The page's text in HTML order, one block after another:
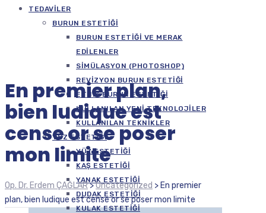
TEDAVILER
BURUN ESTETIĞI
BURUN ESTETIĞI VE MERAK
EDILENLER
SIMÜLASYON (PHOTOSHOP)
REVIZYON BURUN ESTETIĞI
ETNIK BURUN ESTETIĞI
KULLANILAN YENI TEKNOLOJILER
KULLANILAN TEKNIKLER
YÜZ ESTETIĞI
YÜZ ESTETIĞI
KAŞ ESTETIĞI
YANAK ESTETIĞI
DUDAK ESTETIĞI
KULAK ESTETIĞI
En premier plan,
bien ludique est
cense or se poser
mon limite
Op. Dr. Erdem ÇAĞLAR>Uncategorized > En premier
plan, bien ludique est cense or se poser mon limite